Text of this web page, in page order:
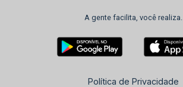
A gente facilita, você realiza.
Política de Privacidade